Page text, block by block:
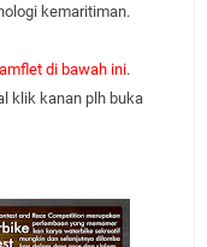
kemaritiman.
di bawah ini.
klik kanan plh buka